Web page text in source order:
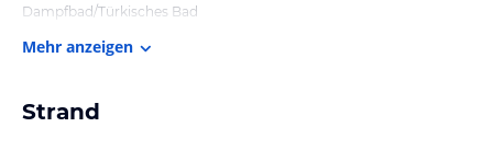
Dampfbad/Türkisches Bad
Mehr anzeigen
Strand